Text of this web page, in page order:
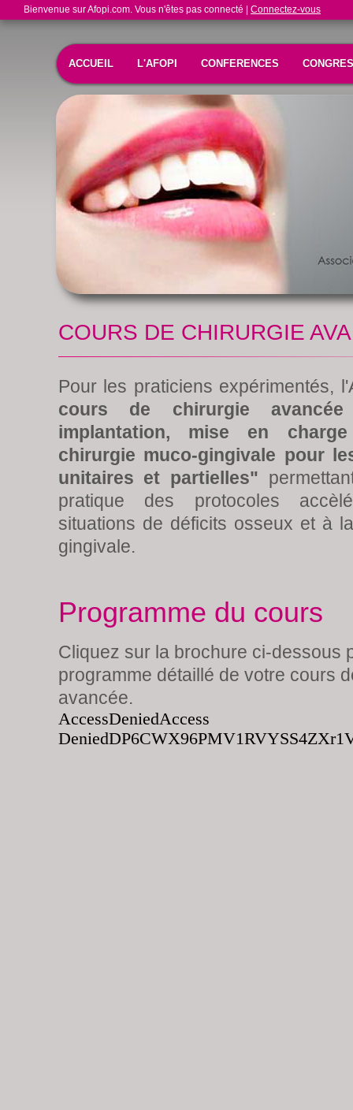
Bienvenue sur Afopi.com. Vous n'êtes pas connecté | Connectez-vous
ACCUEIL L'AFOPI CONFERENCES CONGRES
COURS DE CHIRURGIE
Pour les praticiens expérimentés,
cours de chirurgie
implantation, mise en
chirurgie muco-gingivale pour
unitaires et partielles"
pratique des protocoles
situations de déficits osseux et à
gingivale.
Programme du cours
Cliquez sur la brochure ci-dessous
programme détaillé de votre cours
avancée.